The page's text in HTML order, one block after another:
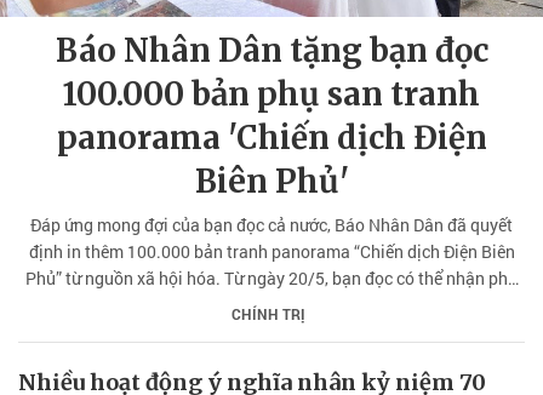
Báo Nhân Dân tặng bạn đọc
100.000 bản phụ san tranh
panorama 'Chiến dịch Điện
Biên Phủ'
Đáp ứng mong đợi của bạn đọc cả nước, Báo Nhân Dân đã quyết
định in thêm 100.000 bản tranh panorama “Chiến dịch Điện Biên
Phủ” từ nguồn xã hội hóa. Từ ngày 20/5, bạn đọc có thể nhận phụ
san đặc biệt tại cơ quan thường trú Báo Nhân Dân ở các tỉnh, thành
CHÍNH TRỊ
Nhiều hoạt động ý nghĩa nhân kỷ niệm 70